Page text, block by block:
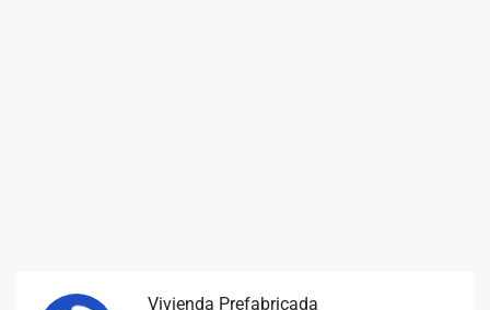
Vivienda Prefabricada